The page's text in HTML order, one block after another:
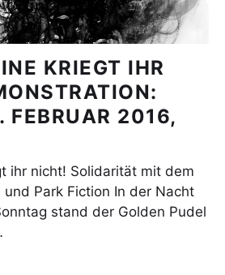
KRIEGT IHR
FEBRUAR 2016,
ihr nicht! Solidarität mit dem
und Park Fiction In der Nacht
stand der Golden Pudel